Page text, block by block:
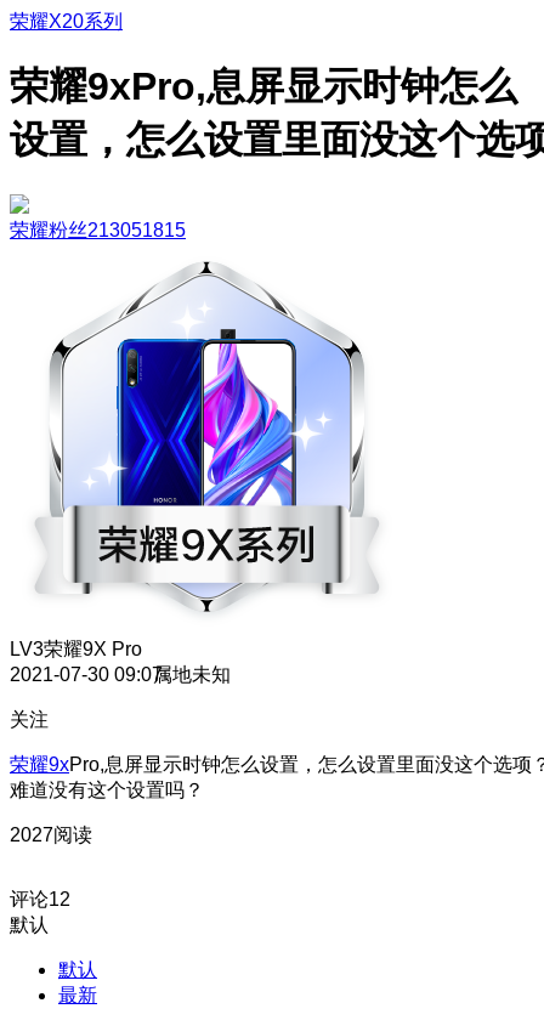
荣耀X20系列
荣耀9xPro,息屏显示时钟怎么
设置，怎么设置里面没这个选
荣耀粉丝213051815
LV3荣耀9X Pro
2021-07-30 09:07属地未知
关注
荣耀9xPro,息屏显示时钟怎么设置，怎么设置里面没这个选项
难道没有这个设置吗？
2027阅读
评论12
默认
默认
最新